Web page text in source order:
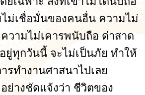
ม่เชื่อมั่นของคนอื่น ความไม่
วามไม่เคารพนับถือ ด่าสาด
ยู่ทุกวันนี้ จะไม่เป็นภัย ทำให้
รทำงานศาสนาไปเลย
ย่างชัดแจ้งว่า ชีวิตของ